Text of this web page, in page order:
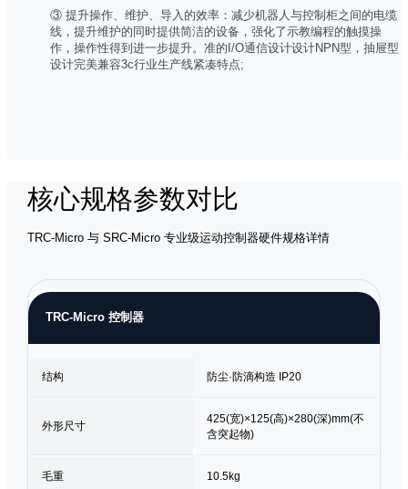
③ 提升操作、维护、导入的效率：减少机器人与控制柜之间的电缆
线，提升维护的同时提供简洁的设备，强化了示教编程的触摸操
作，操作性得到进一步提升。准的I/O通信设计设计NPN型，抽屉型
设计完美兼容3c行业生产线紧凑特点;
核心规格参数对比
TRC-Micro 与 SRC-Micro 专业级运动控制器硬件规格详情
TRC-Micro 控制器
结构 防尘·防滴构造 IP20
外形尺寸
425(宽)×125(高)×280(深)mm(不
含突起物)
毛重 10.5kg